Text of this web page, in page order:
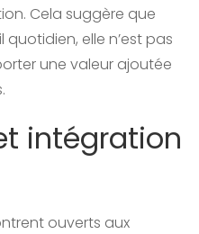
Cela suggère que
quotidien, elle n’est pas
une valeur ajoutée
intégration
ouverts aux